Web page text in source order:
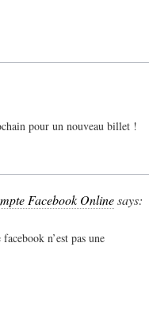
pour un nouveau billet !
Facebook Onlinesays:
n’est pas une